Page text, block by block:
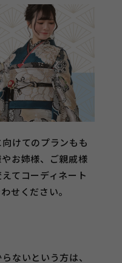
けてのプランもも
お姉様、ご親戚様
てコーディネート
せください。
ないという方は、